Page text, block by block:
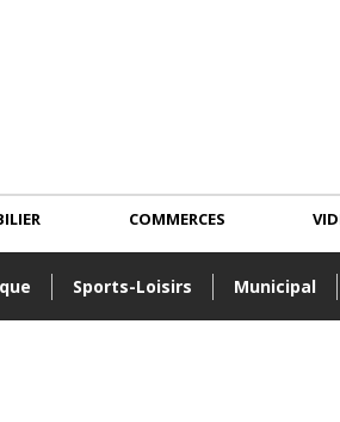
Sports-Loisirs Municipal
COMMERCES